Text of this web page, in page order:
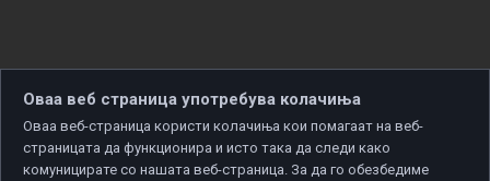
Оваа веб страница употребува колачиња
Оваа веб-страница користи колачиња кои помагаат на веб-
страницата да функционира и исто така да следи како
комуницирате со нашата веб-страница. За да го обезбедиме